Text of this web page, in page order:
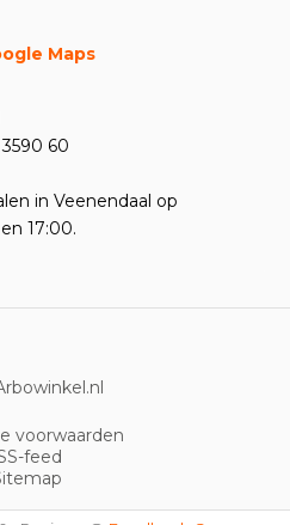
Maps
60
in Veenendaal op
17:00.
voorwaarden
feed